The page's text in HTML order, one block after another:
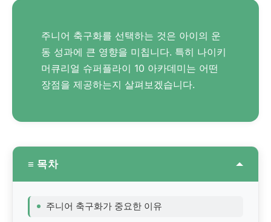
주니어 축구화를 선택하는 것은 아이의 운
동 성과에 큰 영향을 미칩니다. 특히 나이키
머큐리얼 슈퍼플라이 10 아카데미는 어떤
장점을 제공하는지 살펴보겠습니다.
≡ 목차
주니어 축구화가 중요한 이유